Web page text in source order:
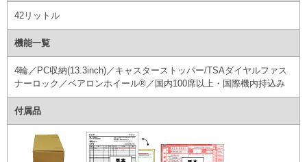
42リットル
機能一覧
4輪／PC収納(13.3inch)／キャスターストッパー/TSAダイヤルファス
ナーロック／ベアロンホイール®／国内100席以上・国際機内持込み
付属品